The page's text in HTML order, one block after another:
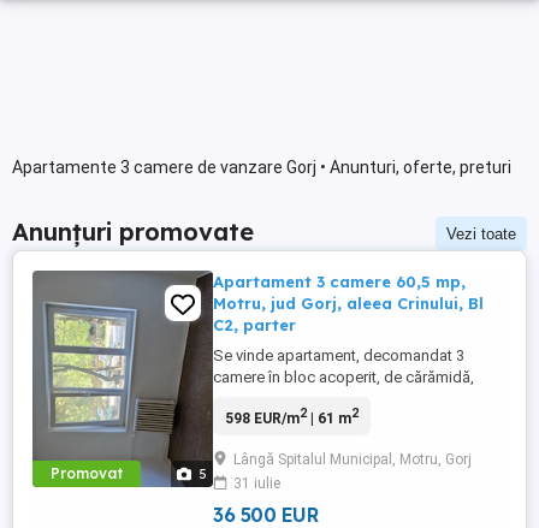
Apartamente 3 camere de vanzare Gorj • Anunturi, oferte, preturi
Anunțuri promovate Vezi toate
Promovat 5
Apartament 3 camere 60,5 mp,
Motru, jud Gorj, aleea Crinului, Bl
C2, parter
Se vinde apartament, decomandat 3
camere în bloc acoperit, de cărămidă,
lângă spital, și școala generală nr.1. (
Compartimentare ideală pentru familie:
60,5 mp cu 3 camere mari (Living de 18
mp) vedere față și spatele ...
598 EUR/m2| 61 m2
Lângă Spitalul Municipal, Motru, Gorj
31 iulie
36 500 EUR